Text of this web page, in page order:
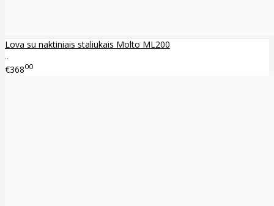
Lova su naktiniais staliukais Molto ML200
..
€36800